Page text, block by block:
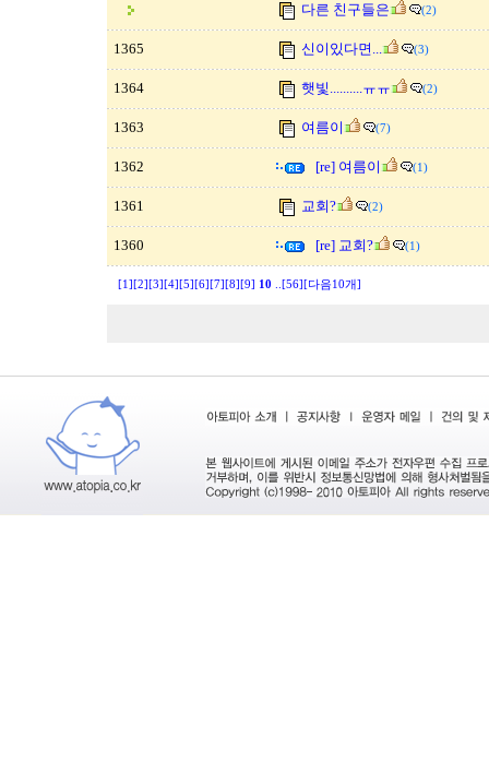
다른 친구들은 (2)
1365 신이있다면... (3)
1364 햇빛..........ㅠㅠ (2)
1363 여름이 (7)
1362 [re] 여름이 (1)
1361 교회? (2)
1360 [re] 교회? (1)
[1] [2] [3] [4] [5] [6] [7] [8] [9] 10 [56] [다음10개]